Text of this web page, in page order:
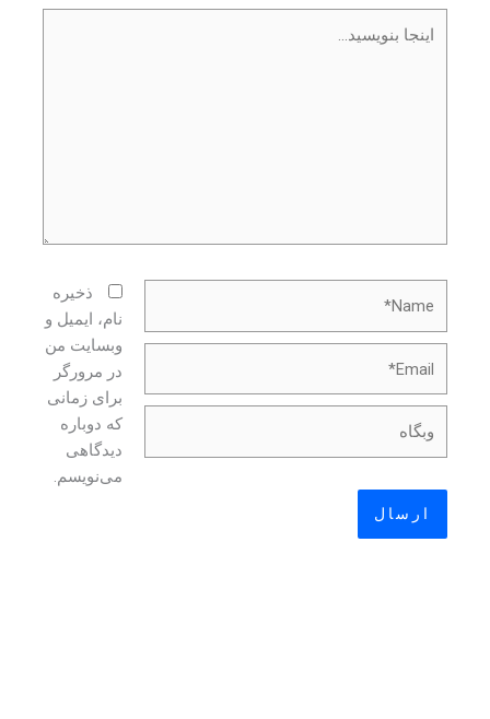
بنویسید…
ذخیره
نام، ایمیل و
وبسایت من
در مرورگر
برای زمانی
که دوباره
دیدگاهی
می‌نویسم.